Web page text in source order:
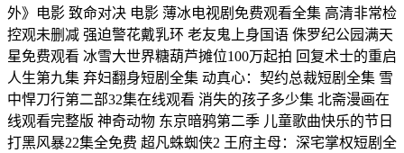
外》电影 致命对决 电影 薄冰电视剧免费观看全集 高清非常检
控观未删减 强迫警花戴乳环 老友鬼上身国语 侏罗纪公园满天
星免费观看 冰雪大世界糖葫芦摊位100万起拍 回复术士的重启
人生第九集 弃妇翻身短剧全集 动真心：契约总裁短剧全集 雪
中悍刀行第二部32集在线观看 消失的孩子多少集 北斋漫画在
线观看完整版 神奇动物 东京暗鸦第二季 儿童歌曲快乐的节日
打黑风暴22集全免费 超凡蛛蜘侠2 王府主母：深宅掌权短剧全